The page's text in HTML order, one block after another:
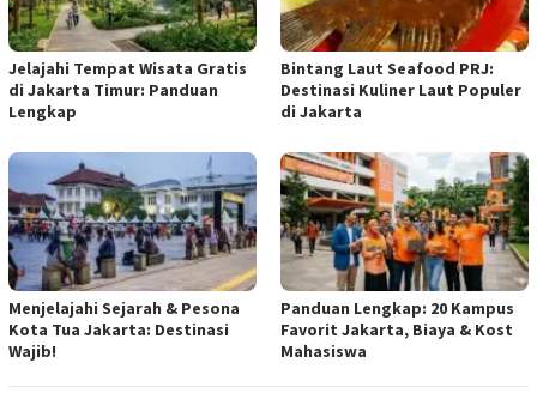
Jelajahi Tempat Wisata Gratis
di Jakarta Timur: Panduan
Lengkap
Bintang Laut Seafood PRJ:
Destinasi Kuliner Laut Populer
di Jakarta
Menjelajahi Sejarah & Pesona
Kota Tua Jakarta: Destinasi
Wajib!
Panduan Lengkap: 20 Kampus
Favorit Jakarta, Biaya & Kost
Mahasiswa